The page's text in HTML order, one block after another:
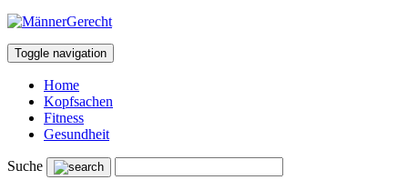
Toggle navigation
Home
Kopfsachen
Fitness
Gesundheit
Suche